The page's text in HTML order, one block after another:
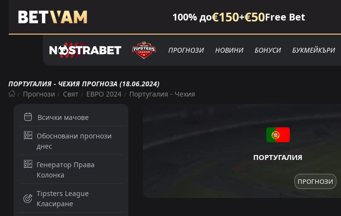
100% до€150+€50Free Bet
ПРОГНОЗИ НОВИНИ БОНУСИ БУКМЕЙКЪРИ
ПОРТУГАЛИЯ - ЧЕХИЯ ПРОГНОЗА (18.06.2024)
Прогнози
Свят ЕВРО 2024 Португалия - Чехия
Всички мачове
Обосновани прогнози
днес
Генератор Права
Колонка
Tipsters League
Класиране
ПОРТУГАЛИЯ
ПРОГНОЗИ